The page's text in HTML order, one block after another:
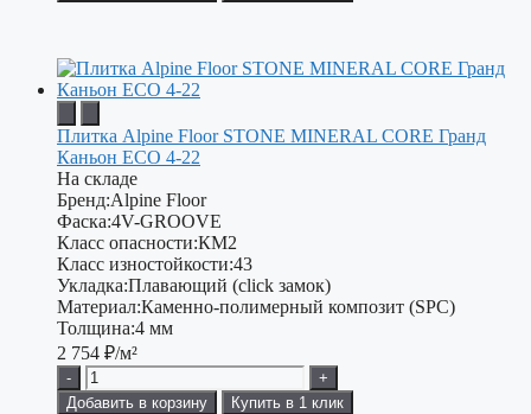
Плитка Alpine Floor STONE MINERAL CORE Гранд
Каньон ЕСО 4-22
На складе
Бренд:Alpine Floor
Фаска:4V-GROOVE
Класс опасности:КМ2
Класс изностойкости:43
Укладка:Плавающий (click замок)
Материал:Каменно-полимерный композит (SPC)
Толщина:4 мм
2 754 ₽/м²
-
+
Добавить в корзину
Купить в 1 клик